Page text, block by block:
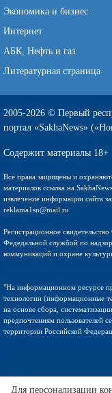
Экономика и бизнес
Интернет
АБК, Нефть и газ
Литературная страница
2005-2026 © Первый
портал «SakhaNews»
Содержит материалы 18+
Все права защищены и
материалов ссылка на
извлечение информации сайта
reklama1sn@mail.ru
Регистрационное
Федедальной службой по
коммуникаций и охране
"На информационном ресурсе
технологии (информационные
на основе сбора,
предпочтениям пользователей
территории Российской
Для персонализации